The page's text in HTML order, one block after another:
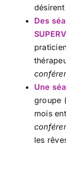
Des
Une
groupe
mois
les